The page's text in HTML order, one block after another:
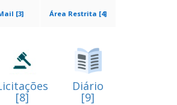
Área Restrita [4]
[3]
[8]
Diário
[9]